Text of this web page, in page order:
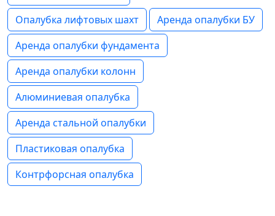
Опалубка лифтовых шахт
Аренда опалубки БУ
Аренда опалубки фундамента
Аренда опалубки колонн
Алюминиевая опалубка
Аренда стальной опалубки
Пластиковая опалубка
Контрфорсная опалубка